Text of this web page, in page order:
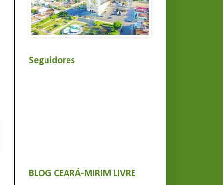
Seguidores
BLOG CEARÁ-MIRIM LIVRE